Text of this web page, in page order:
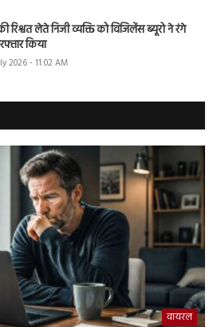
रिश्वत लेते निजी व्यक्ति को विजिलेंस ब्यूरो ने रंगे
किया
2026 - 11:02 AM
वायरल